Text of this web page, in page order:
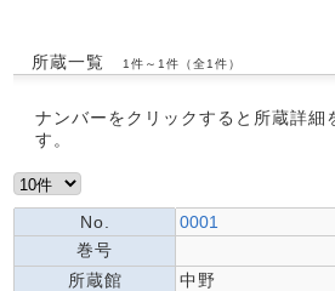
所蔵一覧 1件～1件（全1件）
ナンバーをクリックすると所蔵詳細
す。
No.
0001
巻号
所蔵館
中野